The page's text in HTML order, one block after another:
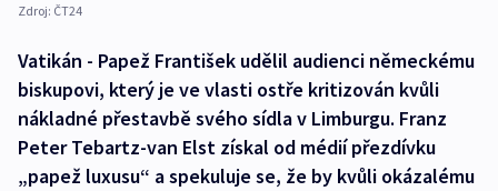
Zdroj: ČT24
Vatikán - Papež František udělil audienci německému
biskupovi, který je ve vlasti ostře kritizován kvůli
nákladné přestavbě svého sídla v Limburgu. Franz
Peter Tebartz-van Elst získal od médií přezdívku
„papež luxusu“ a spekuluje se, že by kvůli okázalému